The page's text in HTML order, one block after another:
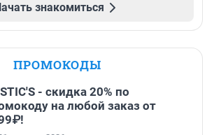
знакомиться
ПРОМОКОДЫ
- скидка 20% по
на любой заказ от